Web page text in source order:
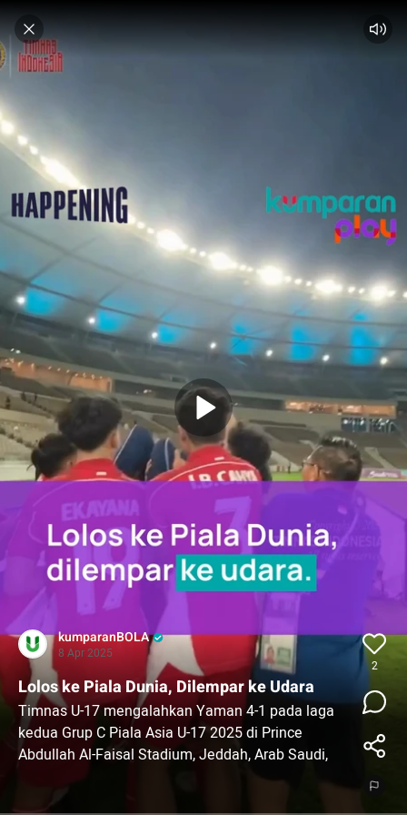
kumparanBOLA
8 Apr 2025
Lolos ke Piala Dunia, Dilempar ke Udara
Timnas U-17 mengalahkan Yaman 4-1 pada laga
kedua Grup C Piala Asia U-17 2025 di Prince
Abdullah Al-Faisal Stadium, Jeddah, Arab Saudi,
Senin (7/4) malam WIB.
2